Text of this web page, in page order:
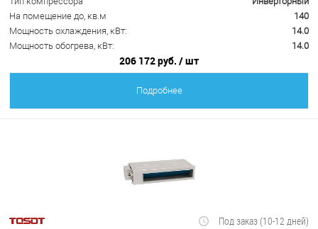
На помещение до, кв.м
140
Мощность охлаждения, кВт:
14.0
Мощность обогрева, кВт:
14.0
206 172 руб. / шт
Подробнее
Под заказ (10-12 дней)